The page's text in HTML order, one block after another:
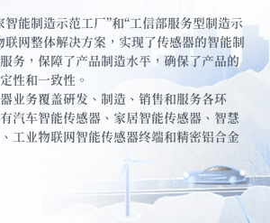
智能制造示范工厂”和“工信部服务型制造示
联网整体解决方案，实现了传感器的智能制
务，保障了产品制造水平，确保了产品的
性和一致性。
业务覆盖研发、制造、销售和服务各环
汽车智能传感器、家居智能传感器、智慧
工业物联网智能传感器终端和精密铝合金